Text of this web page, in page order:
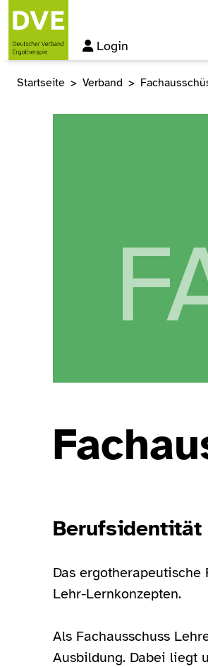
Login
Startseite Verband
Berufsidentität
Das
Lehr-Lernkonzepten.
Als Fachausschuss
Ausbildung. Dabei liegt